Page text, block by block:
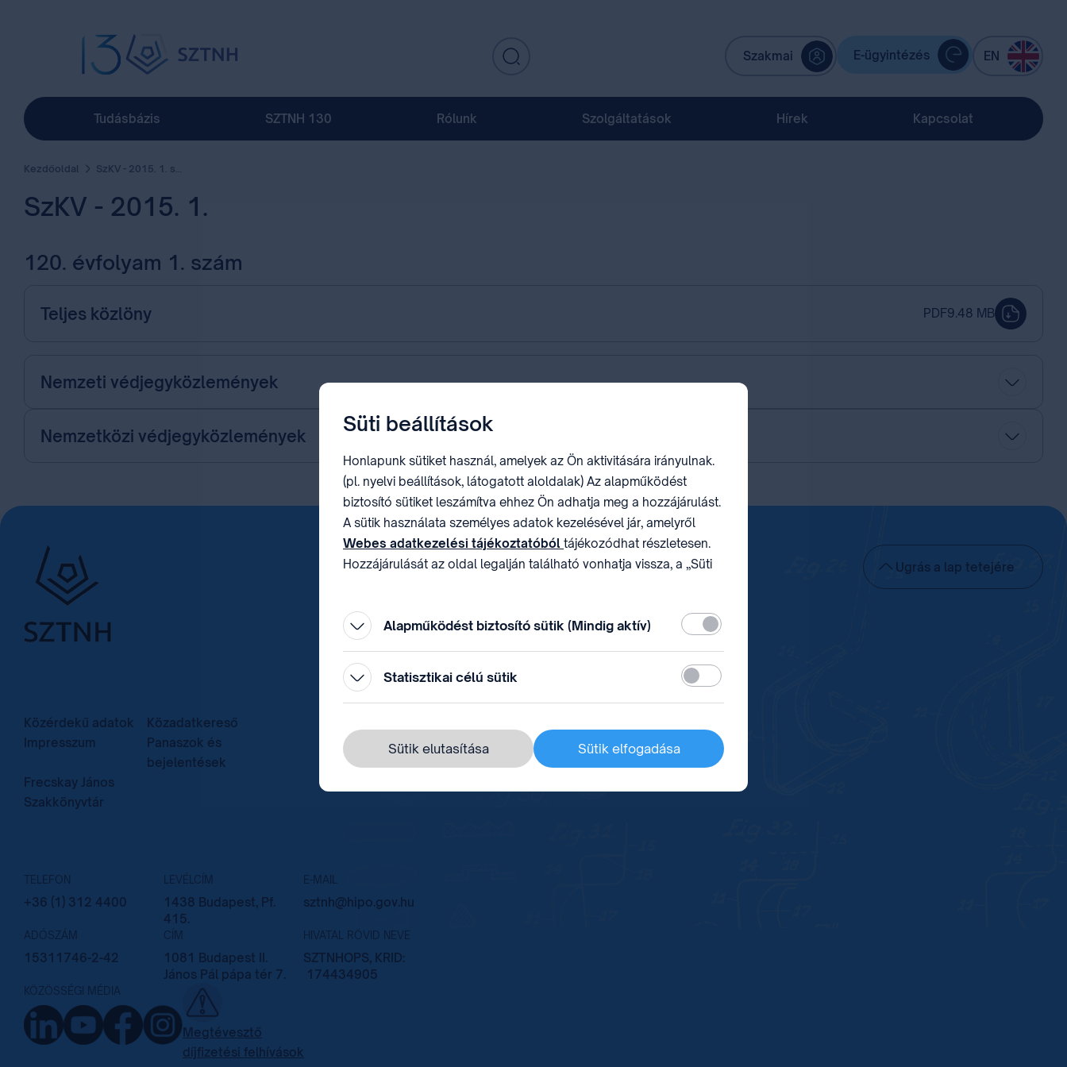
Szakmai E-ügyintézés EN
Tudásbázis SZTNH 130 Rólunk Szolgáltatások Hírek Kapcsolat
Kezdőoldal SzKV - 2015. 1. szám
SzKV - 2015. 1.
120. évfolyam 1. szám
Teljes közlöny PDF9.48 MB
Nemzeti védjegyközlemények
Nemzetközi védjegyközlemények
Ugrás a lap tetejére
Közérdekű adatok
Közadatkereső
Impresszum
Panaszok és
bejelentések
Frecskay János
Szakkönyvtár
TELEFON
+36 (1) 312 4400
LEVÉLCÍM
1438 Budapest, Pf.
415.
E-MAIL
sztnh@hipo.gov.hu
ADÓSZÁM
15311746-2-42
CÍM
1081 Budapest II.
János Pál pápa tér 7.
HIVATAL RÖVID NEVE
SZTNHOPS, KRID:
174434905
KÖZÖSSÉGI MÉDIA
Megtévesztő
díjfizetési felhívások
Süti beállítások
Honlapunk sütiket használ, amelyek az Ön aktivitására irányulnak.
(pl. nyelvi beállítások, látogatott aloldalak) Az alapműködést
biztosító sütiket leszámítva ehhez Ön adhatja meg a hozzájárulást.
A sütik használata személyes adatok kezelésével jár, amelyről
Webes adatkezelési tájékoztatóból tájékozódhat részletesen.
Hozzájárulását az oldal legalján található vonhatja vissza, a „Süti
Alapműködést biztosító sütik (Mindig aktív) Kötelező
Statisztikai célú sütik Statisztikai
Sütik elutasítása Sütik elfogadása